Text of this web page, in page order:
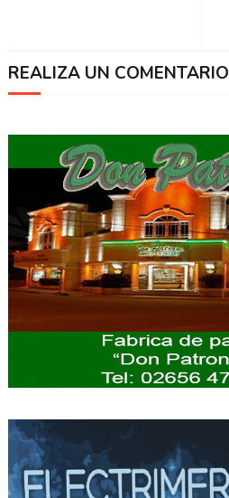
REALIZA UN COMENTARIO